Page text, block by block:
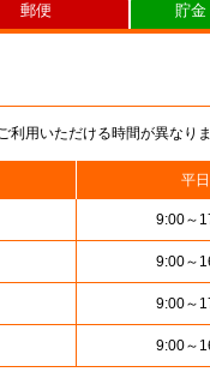
用いただける時間が異なり
平日
9:00～
9:00～
9:00～
9:00～
郵便 貯金